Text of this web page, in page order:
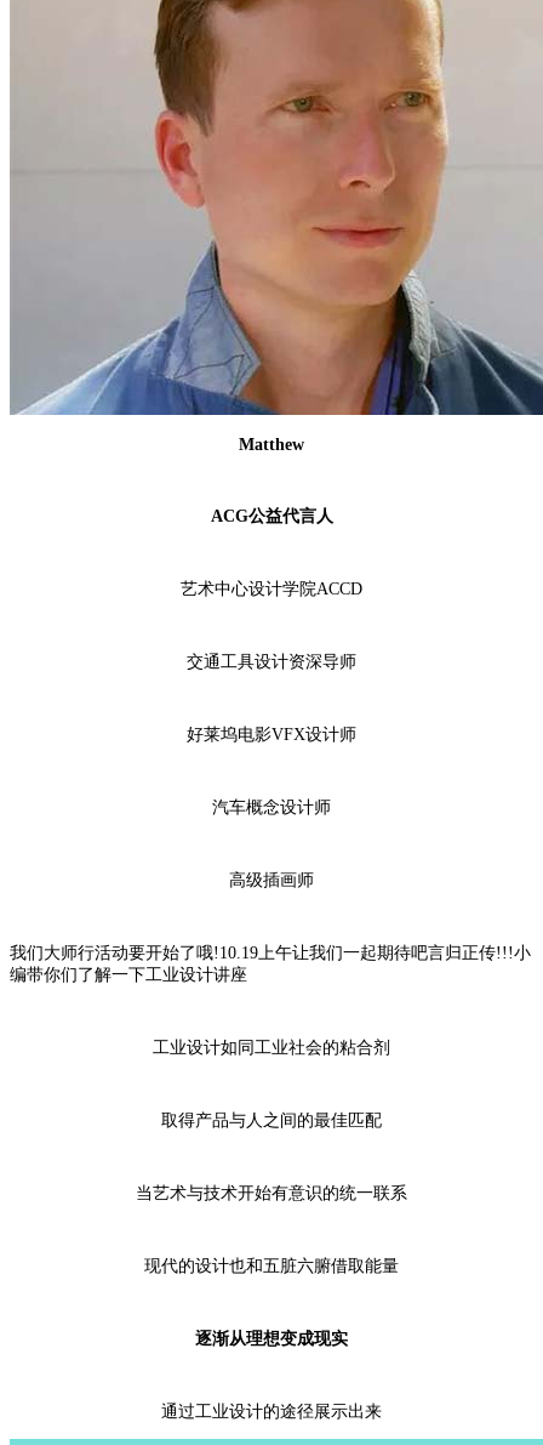
Matthew
ACG公益代言人
艺术中心设计学院ACCD
交通工具设计资深导师
好莱坞电影VFX设计师
汽车概念设计师
高级插画师
我们大师行活动要开始了哦!10.19上午让我们一起期待吧言归正传!!!小
编带你们了解一下工业设计讲座
工业设计如同工业社会的粘合剂
取得产品与人之间的最佳匹配
当艺术与技术开始有意识的统一联系
现代的设计也和五脏六腑借取能量
逐渐从理想变成现实
通过工业设计的途径展示出来